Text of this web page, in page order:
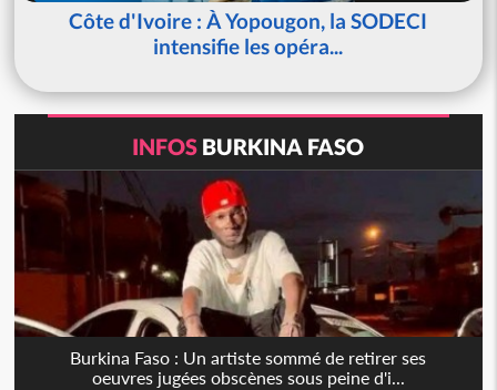
Côte d'Ivoire : À Yopougon, la SODECI
intensifie les opéra...
INFOS BURKINA FASO
Burkina Faso : Un artiste sommé de retirer ses
oeuvres jugées obscènes sous peine d'i...